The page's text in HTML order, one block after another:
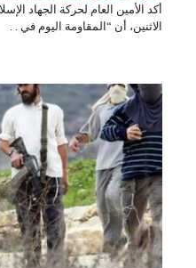
أكد الأمين العام لحركة الجهاد
الاثنين، أن “المقاومة اليوم في . .